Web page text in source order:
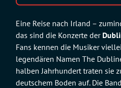
Eine Reise nach Irland –
das sind die Konzerte der
Fans kennen die Musiker
legendären Namen The
halben Jahrhundert traten sie
deutschem Boden auf. Die